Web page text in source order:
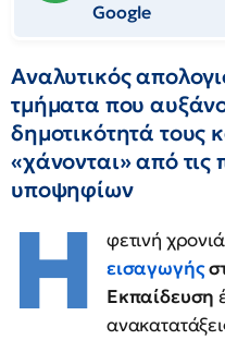
Google
Αναλυτικός
τμήματα που
δημοτικότητά τους
«χάνονται» από τις
υποψηφίων
Η φετινή
εισαγωγής
Εκπαίδευση